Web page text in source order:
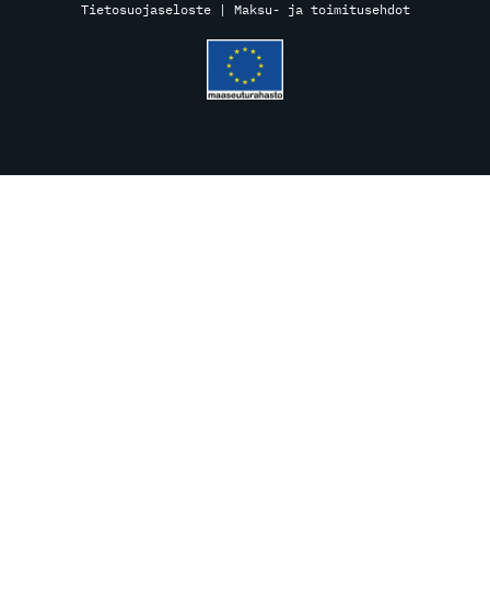
Tietosuojaseloste| Maksu- ja toimitusehdot